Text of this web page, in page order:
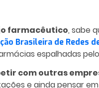
farmacêutico, sabe
Brasileira de Redes
espalhadas pelo
com outras
e ainda pensar